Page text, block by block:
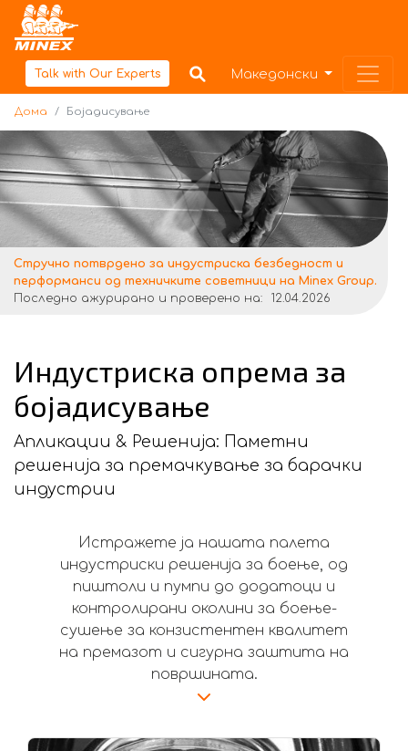
Talk with Our Experts Македонски
Дома Бојадисување
Индустриска опрема за
бојадисување
Апликации & Решенија: Паметни
решенија за премачкување за барачки
индустрии
Стручнo потврдено за индустриска безбедност и
перформанси од техничките советници на Minex Group.
Последно ажурирано и проверено на:
12.04.2026
Истражете ја нашата палета
индустриски решенија за боење, од
пиштоли и пумпи до додатоци и
контролирани околини за боење-
сушење за конзистентен квалитет
на премазот и сигурна заштита на